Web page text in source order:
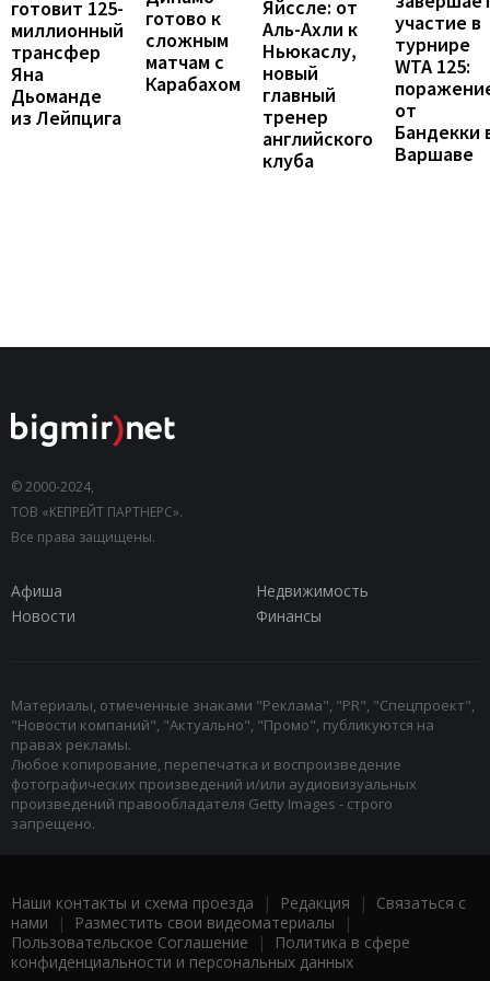
готовит 125-
миллионный
трансфер
Яна
Дьоманде
из Лейпцига
готово к
сложным
матчам с
Карабахом
Яйссле: от
Аль-Ахли к
Ньюкаслу,
новый
главный
тренер
английского
клуба
участие в
турнире
WTA 125:
от
Бандекки
Варшаве
© 2000-2024,
ТОВ «КЕПРЕЙТ ПАРТНЕРС».
Все права защищены.
Афиша
Недвижимость
Новости
Финансы
Материалы, отмеченные знаками "Реклама", "PR", "Спецпроект",
"Новости компаний", "Актуально", "Промо", публикуются на
правах рекламы.
Любое копирование, перепечатка и воспроизведение
фотографических произведений и/или аудиовизуальных
произведений правообладателя Getty Images - строго
запрещено.
Наши контакты и схема проезда | Редакция | Связаться с
нами | Разместить свои видеоматериалы |
Пользовательское Соглашение |
Политика в сфере
конфиденциальности и персональных данных